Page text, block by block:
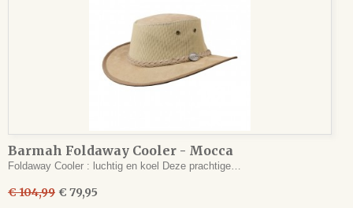
Barmah Foldaway Cooler - Mocca
Foldaway Cooler : luchtig en koel Deze prachtige…
€ 104,99 € 79,95